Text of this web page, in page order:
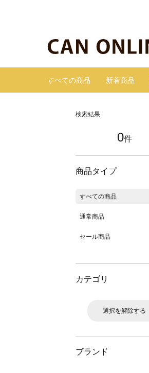
すべての商品 新着商品
検索結果
0件
商品タイプ
すべての商品
通常商品
セール商品
カテゴリ
選択を解除する
ブランド